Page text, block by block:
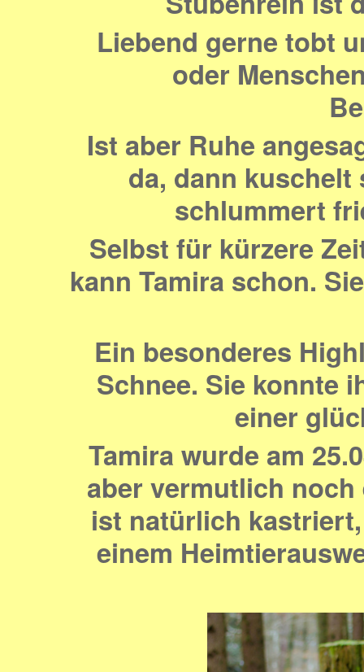
Liebend gerne tobt
oder
Ist aber Ruhe
da, dann
schlummert
Selbst für kürzere
kann Tamira schon.
Ein besonderes
Schnee. Sie konnte
einer
Tamira wurde am
aber vermutlich
ist natürlich
einem